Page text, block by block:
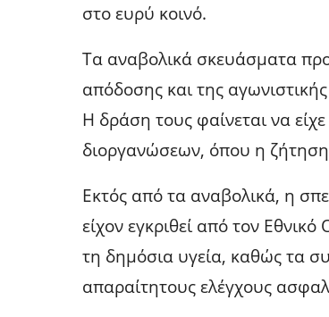
στο ευρύ κοινό.
Τα αναβολικά σκευάσματα
απόδοσης και της
Η δράση τους φαίνεται να
διοργανώσεων, όπου η ζήτηση
Εκτός από τα αναβολικά, η
είχον εγκριθεί από τον
τη δημόσια υγεία, καθώς τα
απαραίτητους ελέγχους